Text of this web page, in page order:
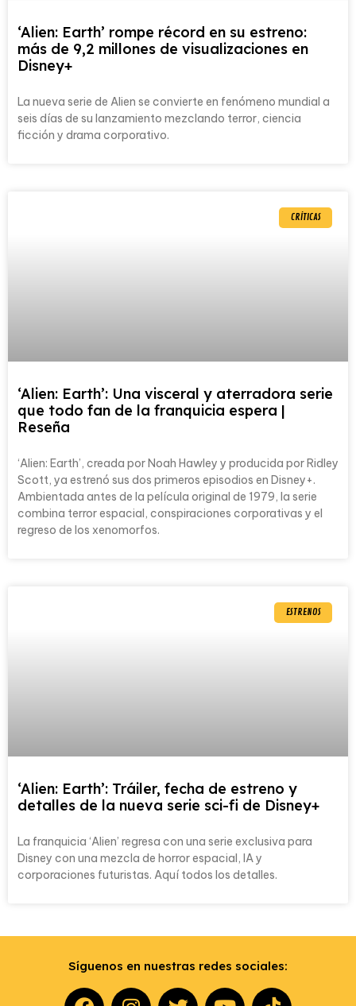
‘Alien: Earth’ rompe récord en su estreno:
más de 9,2 millones de visualizaciones en
Disney+
La nueva serie de Alien se convierte en fenómeno mundial a
seis días de su lanzamiento mezclando terror, ciencia
ficción y drama corporativo.
CRÍTICAS
‘Alien: Earth’: Una visceral y aterradora serie
que todo fan de la franquicia espera |
Reseña
‘Alien: Earth’, creada por Noah Hawley y producida por Ridley
Scott, ya estrenó sus dos primeros episodios en Disney+.
Ambientada antes de la película original de 1979, la serie
combina terror espacial, conspiraciones corporativas y el
regreso de los xenomorfos.
ESTRENOS
‘Alien: Earth’: Tráiler, fecha de estreno y
detalles de la nueva serie sci-fi de Disney+
La franquicia ‘Alien’ regresa con una serie exclusiva para
Disney con una mezcla de horror espacial, IA y
corporaciones futuristas. Aquí todos los detalles.
Síguenos en nuestras redes sociales: